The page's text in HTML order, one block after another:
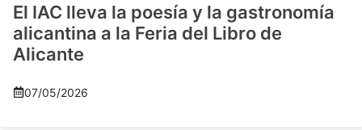
El IAC lleva la poesía y la gastronomía
alicantina a la Feria del Libro de
Alicante
07/05/2026